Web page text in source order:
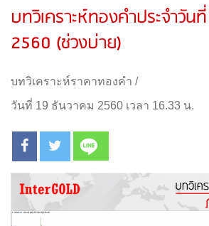
บทวิเคราะห์ทองคำประจำวัน
2560 (ช่วงบ่าย)
บทวิเคราะห์ราคาทองคำ /
วันที่ 19 ธันวาคม 2560 เวลา 16.33 น.